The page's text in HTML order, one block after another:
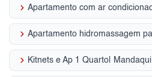
keyboard_arrow_right
keyboard_arrow_right
keyboard_arrow_right Kitnets e Ap 1 Quarto| Mandaqui